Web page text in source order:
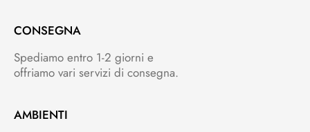
CONSEGNA
Spediamo entro 1-2 giorni e
offriamo vari servizi di consegna.
AMBIENTI